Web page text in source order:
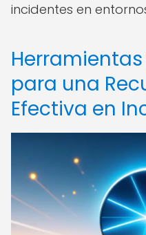
incidentes en
para una
Efectiva en